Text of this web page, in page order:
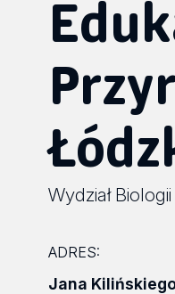
Wydział
ADRES:
Jana